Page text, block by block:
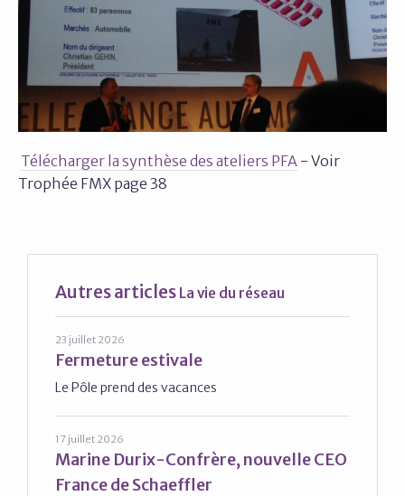
Télécharger la synthèse des ateliers PFA - Voir
Trophée FMX page 38
Autres articles La vie du réseau
23 juillet 2026
Fermeture estivale
Le Pôle prend des vacances
17 juillet 2026
Marine Durix-Confrère, nouvelle CEO
France de Schaeffler